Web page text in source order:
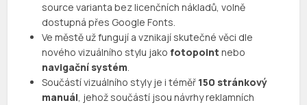
source varianta bez licenčních nákladů, volně
dostupná přes Google Fonts.
Ve městě už fungují a vznikají skutečné věci dle
nového vizuálního stylu jakofotopoint nebo
navigační systém.
Součástí vizuálního styly je i téměř 150 stránkový
manuál, jehož součástí jsou návrhy reklamních